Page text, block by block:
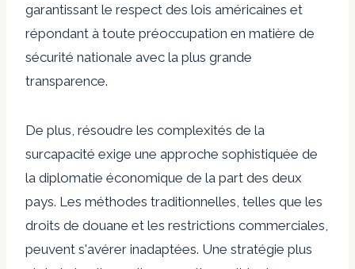
garantissant le respect des lois américaines et
répondant à toute préoccupation en matière de
sécurité nationale avec la plus grande
transparence.
De plus, résoudre les complexités de la
surcapacité exige une approche sophistiquée de
la diplomatie économique de la part des deux
pays. Les méthodes traditionnelles, telles que les
droits de douane et les restrictions commerciales,
peuvent s'avérer inadaptées. Une stratégie plus